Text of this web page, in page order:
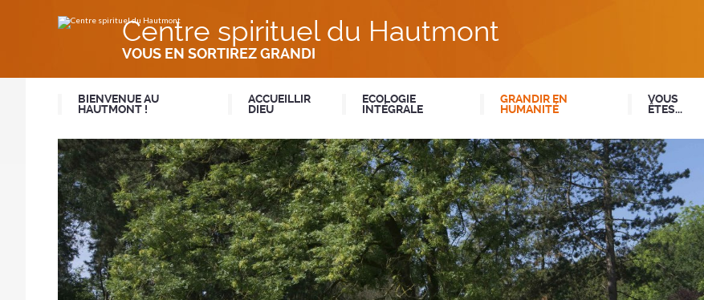
contenu.
Centre spirituel du Hautmont
VOUS EN SORTIREZ GRANDI
BIENVENUE AU
HAUTMONT !
ACCUEILLIR
DIEU
ECOLOGIE
INTÉGRALE
GRANDIR EN
HUMANITÉ
VOUS
ÊTES...